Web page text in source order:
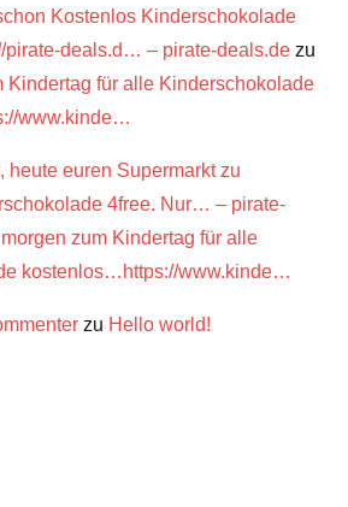
Kostenlos Kinderschokolade
pirate-deals.d… – pirate-deals.de zu
Kindertag für alle Kinderschokolade
www.kinde…
heute euren Supermarkt zu
4free. Nur… – pirate-
zum Kindertag für alle
kostenlos…https://www.kinde…
zu Hello world!